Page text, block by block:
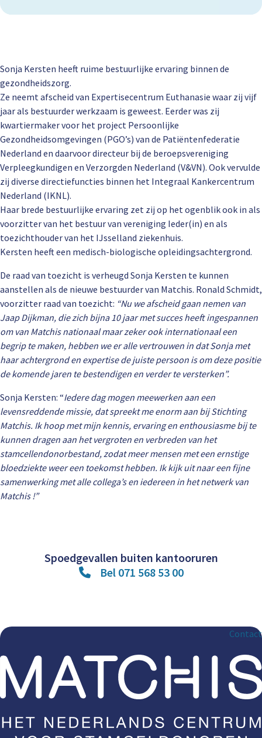
Sonja Kersten heeft ruime bestuurlijke ervaring binnen de
gezondheidszorg.
Ze neemt afscheid van Expertisecentrum Euthanasie waar zij vijf
jaar als bestuurder werkzaam is geweest. Eerder was zij
kwartiermaker voor het project Persoonlijke
Gezondheidsomgevingen (PGO’s) van de Patiëntenfederatie
Nederland en daarvoor directeur bij de beroepsvereniging
Verpleegkundigen en Verzorgden Nederland (V&VN). Ook vervulde
zij diverse directiefuncties binnen het Integraal Kankercentrum
Nederland (IKNL).
Haar brede bestuurlijke ervaring zet zij op het ogenblik ook in als
voorzitter van het bestuur van vereniging Ieder(in) en als
toezichthouder van het IJsselland ziekenhuis.
Kersten heeft een medisch-biologische opleidingsachtergrond.
De raad van toezicht is verheugd Sonja Kersten te kunnen
aanstellen als de nieuwe bestuurder van Matchis. Ronald Schmidt,
voorzitter raad van toezicht: “Nu we afscheid gaan nemen van
Jaap Dijkman, die zich bijna 10 jaar met succes heeft ingespannen
om van Matchis nationaal maar zeker ook internationaal een
begrip te maken, hebben we er alle vertrouwen in dat Sonja met
haar achtergrond en expertise de juiste persoon is om deze positie
de komende jaren te bestendigen en verder te versterken”.
Sonja Kersten: “Iedere dag mogen meewerken aan een
levensreddende missie, dat spreekt me enorm aan bij Stichting
Matchis. Ik hoop met mijn kennis, ervaring en enthousiasme bij te
kunnen dragen aan het vergroten en verbreden van het
stamcellendonorbestand, zodat meer mensen met een ernstige
bloedziekte weer een toekomst hebben. Ik kijk uit naar een fijne
samenwerking met alle collega’s en iedereen in het netwerk van
Matchis !”
Spoedgevallen buiten kantooruren
Bel 071 568 53 00
Contact